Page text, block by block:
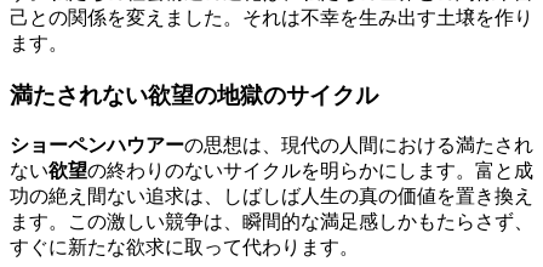
己との関係を変えました。それは不幸を生み出す土壌を作り
ます。
満たされない欲望の地獄のサイクル
ショーペンハウアーの思想は、現代の人間における満たされ
ない欲望の終わりのないサイクルを明らかにします。富と成
功の絶え間ない追求は、しばしば人生の真の価値を置き換え
ます。この激しい競争は、瞬間的な満足感しかもたらさず、
すぐに新たな欲求に取って代わります。